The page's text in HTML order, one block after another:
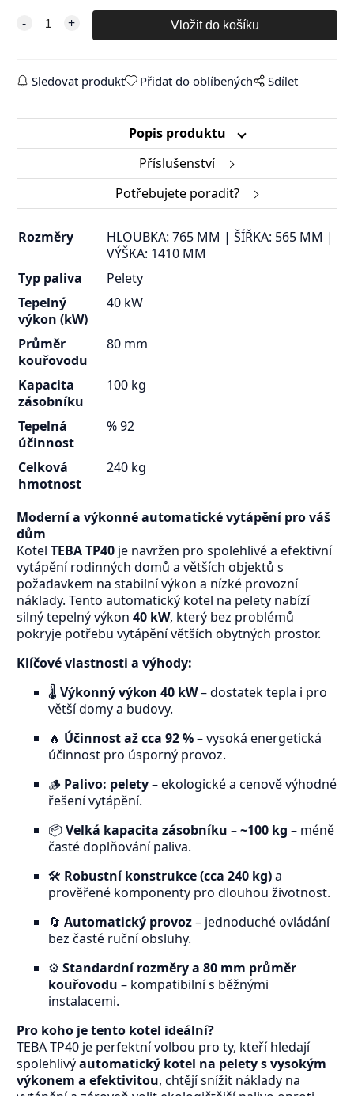
Sledovat produkt Přidat do oblíbených Sdílet
Popis produktu
Příslušenství
Potřebujete poradit?
Rozměry
HLOUBKA: 765 MM | ŠÍŘKA: 565 MM |
VÝŠKA: 1410 MM
Typ paliva
Pelety
Tepelný
výkon (kW)
40 kW
Průměr
kouřovodu
80 mm
Kapacita
zásobníku
100 kg
Tepelná
účinnost
% 92
Celková
hmotnost
240 kg
Moderní a výkonné automatické vytápění pro váš
dům
Kotel TEBA TP40je navržen pro spolehlivé a efektivní
vytápění rodinných domů a větších objektů s
požadavkem na stabilní výkon a nízké provozní
náklady. Tento automatický kotel na pelety nabízí
silný tepelný výkon 40 kW, který bez problémů
pokryje potřebu vytápění větších obytných prostor.
Klíčové vlastnosti a výhody:
🌡️ Výkonný výkon 40 kW– dostatek tepla i pro
větší domy a budovy.
🔥 Účinnost až cca 92 %– vysoká energetická
účinnost pro úsporný provoz.
🪵 Palivo: pelety– ekologické a cenově výhodné
řešení vytápění.
📦 Velká kapacita zásobníku – ~100 kg – méně
časté doplňování paliva.
🛠️ Robustní konstrukce (cca 240 kg)a
prověřené komponenty pro dlouhou životnost.
🔄 Automatický provoz– jednoduché ovládání
bez časté ruční obsluhy.
⚙️ Standardní rozměry a 80 mm průměr
kouřovodu – kompatibilní s běžnými
instalacemi.
Pro koho je tento kotel ideální?
TEBA TP40 je perfektní volbou pro ty, kteří hledají
spolehlivýautomatický kotel na pelety s vysokým
výkonem a efektivitou, chtějí snížit náklady na